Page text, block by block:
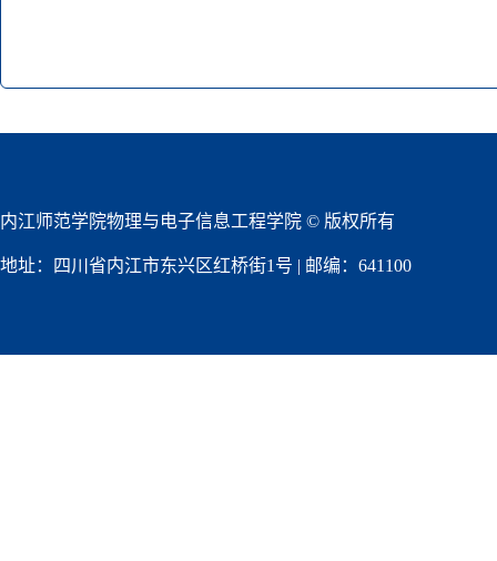
内江师范学院物理与电子信息工程学院 © 版权所有
地址：四川省内江市东兴区红桥街1号 | 邮编：641100